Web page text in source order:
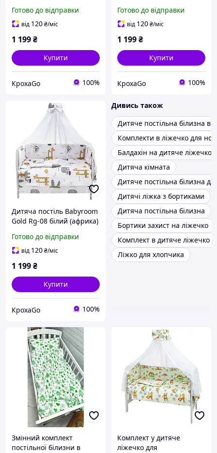
Готово до відправки
від 120₴/міс
1 199₴
Купити
КрохаGo 100%
Готово до відправки
від 120₴/міс
1 199₴
Купити
КрохаGo 100%
Дитяча постіль Babyroom
Gold Rg-08 білий (африка)
Готово до відправки
від 120₴/міс
1 199₴
Купити
КрохаGo 100%
Дивись також
Дитяче постільна білизна в
Комплекти в ліжечко для
Балдахін на дитяче ліжечко
Дитяча кімната
Дитяче постільна білизна
Дитячі ліжка з бортиками
Дитяча постільна білизна
Бортики захист на ліжечко
Комплект в дитяче ліжечко з
Ліжко для хлопчика
Змінний комплект
постільної білизни в
Комплект у дитяче
ліжечко для